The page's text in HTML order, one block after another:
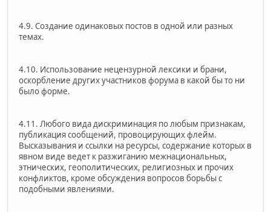
4.9. Создание одинаковых постов в одной или разных
темах.
4.10. Использование нецензурной лексики и брани,
оскорбление других участников форума в какой бы то ни
было форме.
4.11. Любого вида дискриминация по любым признакам,
публикация сообщений, провоцирующих флейм.
Высказывания и ссылки на ресурсы, содержание которых в
явном виде ведет к разжиганию межнациональных,
этнических, геополитических, религиозных и прочих
конфликтов, кроме обсуждения вопросов борьбы с
подобными явлениями.